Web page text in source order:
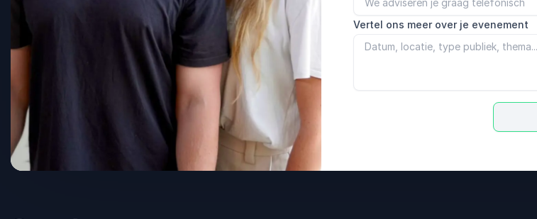
Vertel ons meer over je evenement